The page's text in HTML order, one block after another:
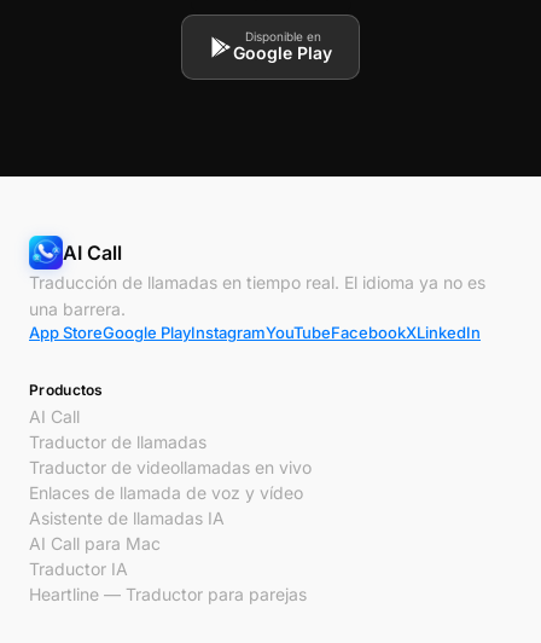
Disponible en
Google Play
AI Call
Traducción de llamadas en tiempo real. El idioma ya no es
una barrera.
App StoreGoogle PlayInstagramYouTubeFacebookXLinkedIn
Productos
AI Call
Traductor de llamadas
Traductor de videollamadas en vivo
Enlaces de llamada de voz y vídeo
Asistente de llamadas IA
AI Call para Mac
Traductor IA
Heartline — Traductor para parejas